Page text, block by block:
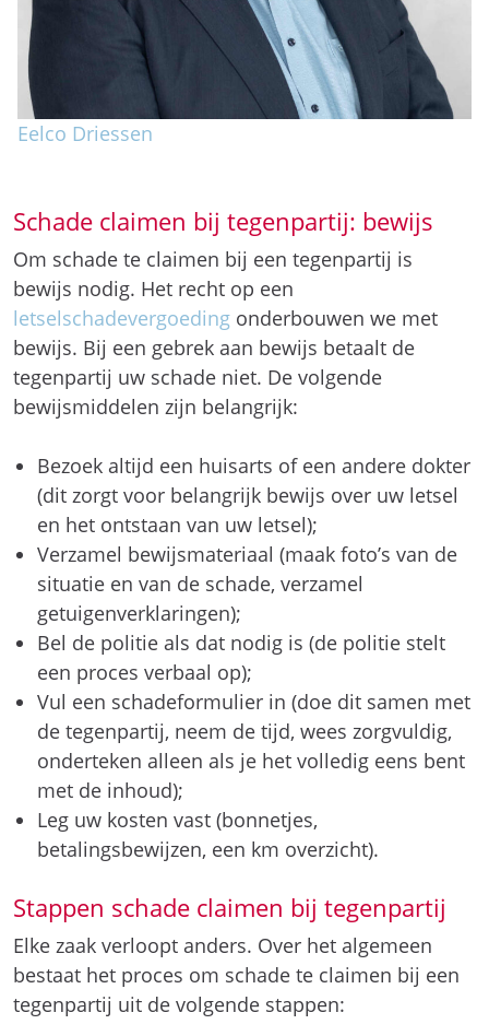
Eelco Driessen
Schade claimen bij tegenpartij: bewijs
Om schade te claimen bij een tegenpartij is
bewijs nodig. Het recht op een
letselschadevergoeding onderbouwen we met
bewijs. Bij een gebrek aan bewijs betaalt de
tegenpartij uw schade niet. De volgende
bewijsmiddelen zijn belangrijk:
Bezoek altijd een huisarts of een andere dokter
(dit zorgt voor belangrijk bewijs over uw letsel
en het ontstaan van uw letsel);
Verzamel bewijsmateriaal (maak foto’s van de
situatie en van de schade, verzamel
getuigenverklaringen);
Bel de politie als dat nodig is (de politie stelt
een proces verbaal op);
Vul een schadeformulier in (doe dit samen met
de tegenpartij, neem de tijd, wees zorgvuldig,
onderteken alleen als je het volledig eens bent
met de inhoud);
Leg uw kosten vast (bonnetjes,
betalingsbewijzen, een km overzicht).
Stappen schade claimen bij tegenpartij
Elke zaak verloopt anders. Over het algemeen
bestaat het proces om schade te claimen bij een
tegenpartij uit de volgende stappen: